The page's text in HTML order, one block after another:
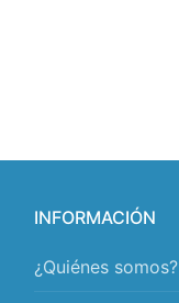
INFORMACIÓN
¿Quiénes somos?